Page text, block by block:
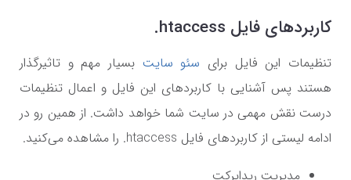
کاربردهای فایل htaccess.
تنظیمات این فایل برای سئو سایت بسیار مهم و تاثیرگذار
هستند پس آشنایی با کاربردهای این فایل و اعمال تنظیمات
درست نقش مهمی در سایت شما خواهد داشت. از همین رو در
ادامه لیستی از کاربردهای فایل htaccess. را مشاهده می‌کنید.
مدیریت ریدایرکت